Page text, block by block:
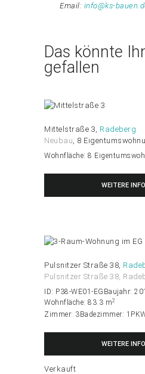
Email: info@ks-
Das könnte
gefallen
Mittelstraße 3 Radeberg
Neubau 8
Wohnfläche: 8
WEITERE
Pulsnitzer Straße 38
Pulsnitzer Straße 38,
ID: P38-WE01-EG Baujahr:
Wohnfläche: 83.3 m2
Zimmer: 3 Badezimmer: 1
WEITERE
Verkauft